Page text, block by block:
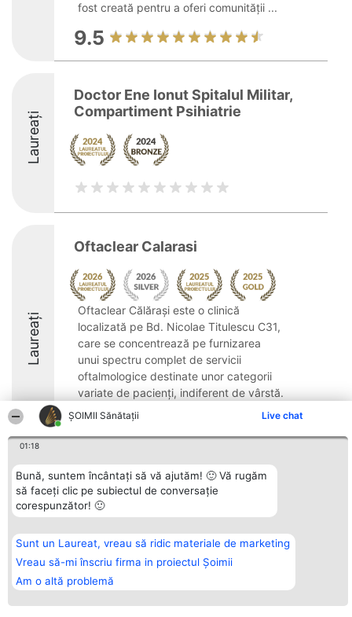
ŞOIMII Sănătații Live chat
01:18
Bună, suntem încântați să vă ajutăm! 🙂 Vă rugăm
să faceți clic pe subiectul de conversație
corespunzător! 🙂
Sunt un Laureat, vreau să ridic materiale de marketing
Vreau să-mi înscriu firma in proiectul Șoimii
Am o altă problemă
fost creată pentru a oferi comunității ...
9.5
Laureați
Doctor Ene Ionut Spitalul Militar,
Compartiment Psihiatrie
Laureați
Oftaclear Calarasi
Oftaclear Călărași este o clinică
localizată pe Bd. Nicolae Titulescu C31,
care se concentrează pe furnizarea
unui spectru complet de servicii
oftalmologice destinate unor categorii
variate de pacienți, indiferent de vârstă.
Remarcată pentru ...
9
Organizator Ranking
BRIGHT SOLUTIONS BR SRL
Aleea Timisul De Sus 2 Bl. A30
București
tel: +40 770 990 492
Plebiscyt
Lista Tuturor
Reguli
Politica de